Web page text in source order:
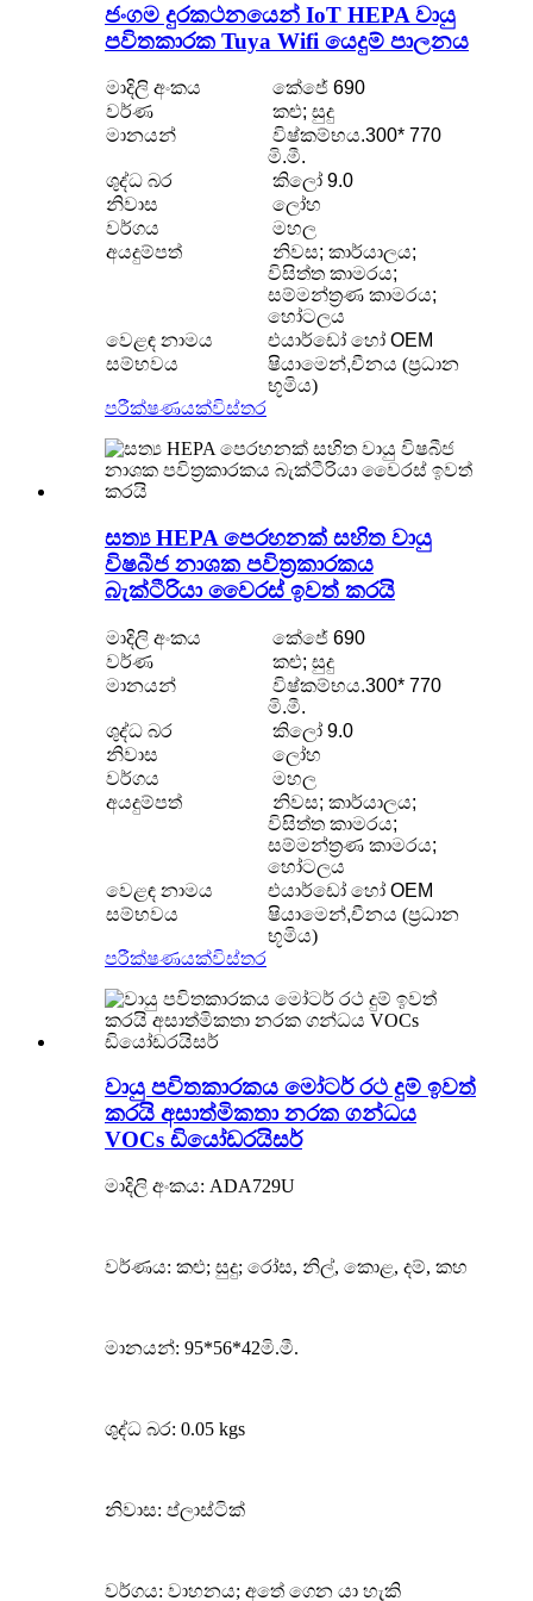
ජංගම දුරකථනයෙන් IoT HEPA වායු
පවිතකාරක Tuya Wifi යෙදුම් පාලනය
මාදිලි අංකය
කේජේ 690
වර්ණ
කළු; සුදු
මානයන්
විෂ්කම්භය.300* 770
මි.මී.
ශුද්ධ බර
කිලෝ 9.0
නිවාස
ලෝහ
වර්ගය
මහල
අයදුම්පත්
නිවස; කාර්යාලය;
විසිත්ත කාමරය;
සම්මන්ත්‍රණ කාමරය;
හෝටලය
වෙළඳ නාමය
එයාර්ඩෝ හෝ OEM
සම්භවය
ෂියාමෙන්,චීනය (ප්‍රධාන
භූමිය)
පරීක්ෂණයක්විස්තර
සත්‍ය HEPA පෙරහනක් සහිත වායු
විෂබීජ නාශක පවිත්‍රකාරකය
බැක්ටීරියා වෛරස් ඉවත් කරයි
මාදිලි අංකය
කේජේ 690
වර්ණ
කළු; සුදු
මානයන්
විෂ්කම්භය.300* 770
මි.මී.
ශුද්ධ බර
කිලෝ 9.0
නිවාස
ලෝහ
වර්ගය
මහල
අයදුම්පත්
නිවස; කාර්යාලය;
විසිත්ත කාමරය;
සම්මන්ත්‍රණ කාමරය;
හෝටලය
වෙළඳ නාමය
එයාර්ඩෝ හෝ OEM
සම්භවය
ෂියාමෙන්,චීනය (ප්‍රධාන
භූමිය)
පරීක්ෂණයක්විස්තර
වායු පවිතකාරකය මෝටර් රථ දුම් ඉවත්
කරයි අසාත්මිකතා නරක ගන්ධය
VOCs ඩියෝඩරයිසර්
මාදිලි අංකය: ADA729U
වර්ණය: කළු; සුදු; රෝස, නිල්, කොළ, දම්, කහ
මානයන්: 95*56*42මි.මී.
ශුද්ධ බර: 0.05 kgs
නිවාස: ප්ලාස්ටික්
වර්ගය: වාහනය; අතේ ගෙන යා හැකි